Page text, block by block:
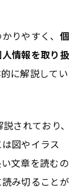
りやすく、 個
情報を取り扱
に解説してい
されており、
は図やイラス
文章を読むの
み切ることが